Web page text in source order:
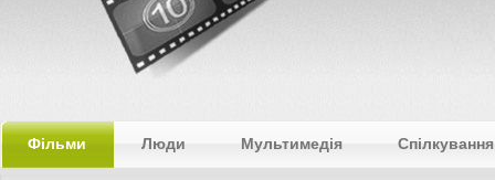
Фільми Люди Мультимедія Спілкування